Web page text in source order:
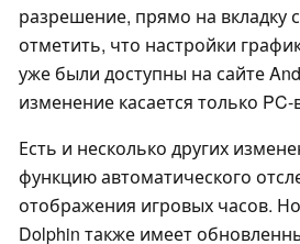
разрешение, прямо на вкладку
отметить, что настройки
уже были доступны на сайте
изменение касается только PC-
Есть и несколько других
функцию автоматического
отображения игровых часов.
Dolphin также имеет